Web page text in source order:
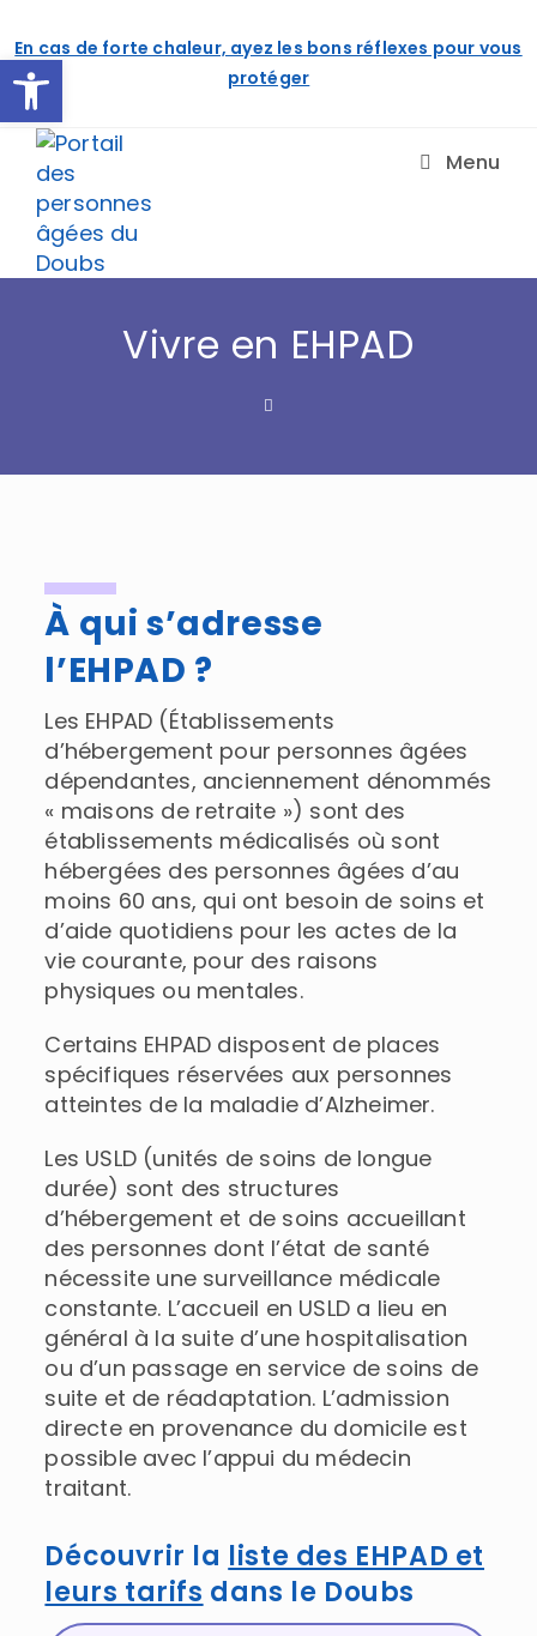
content
En cas de forte chaleur, ayez les bons réflexes pour vous
protéger
Menu
Vivre en EHPAD
À qui s’adresse
l’EHPAD ?
Les EHPAD (Établissements
d’hébergement pour personnes âgées
dépendantes, anciennement dénommés
« maisons de retraite ») sont des
établissements médicalisés où sont
hébergées des personnes âgées d’au
moins 60 ans, qui ont besoin de soins et
d’aide quotidiens pour les actes de la
vie courante, pour des raisons
physiques ou mentales.
Certains EHPAD disposent de places
spécifiques réservées aux personnes
atteintes de la maladie d’Alzheimer.
Les USLD (unités de soins de longue
durée) sont des structures
d’hébergement et de soins accueillant
des personnes dont l’état de santé
nécessite une surveillance médicale
constante. L’accueil en USLD a lieu en
général à la suite d’une hospitalisation
ou d’un passage en service de soins de
suite et de réadaptation. L’admission
directe en provenance du domicile est
possible avec l’appui du médecin
traitant.
Découvrir la liste des EHPAD et
leurs tarifs dans le Doubs
Ouvrir la barre d’outils